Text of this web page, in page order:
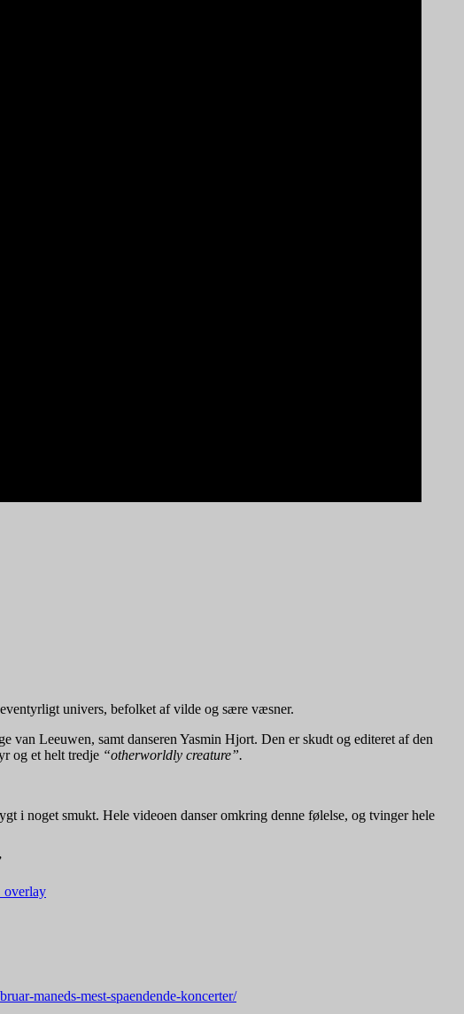
univers, befolket af vilde og sære væsner.
Leeuwen, samt danseren Yasmin Hjort. Den er skudt og editeret af den
og et helt tredje “otherworldly creature”.
i noget smukt. Hele videoen danser omkring denne følelse, og tvinger hele
maneds-mest-spaendende-koncerter/